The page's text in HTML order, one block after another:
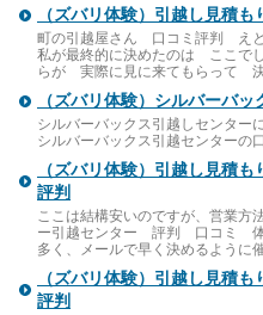
（ズバリ体験）引越し見積
町の引越屋さん 口コミ評判 え
私が最終的に決めたのは ここ
らが 実際に見に来てもらって 決
（ズバリ体験）シルバーバ
シルバーバックス引越しセンタ
シルバーバックス引越センターの
（ズバリ体験）引越し見積
評判
ここは結構安いのですが、営業方
ー引越センター 評判 口コミ 体
多く、メールで早く決めるように
（ズバリ体験）引越し見積
評判